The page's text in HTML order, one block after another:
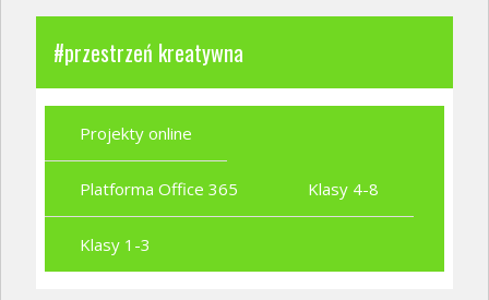
#przestrzeń kreatywna
Projekty online
Platforma Office 365 Klasy 4-8
Klasy 1-3